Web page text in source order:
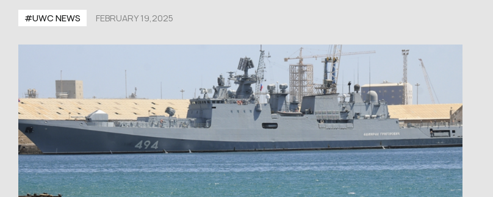
#UWС NEWS FEBRUARY 19,2025